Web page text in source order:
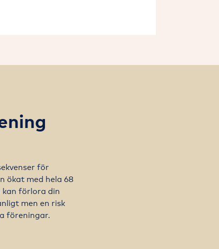
för
ökat med hela 68
kan förlora din
men en risk
föreningar.